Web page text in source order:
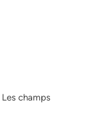
Les champs